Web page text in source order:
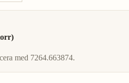
med 7264.663874.